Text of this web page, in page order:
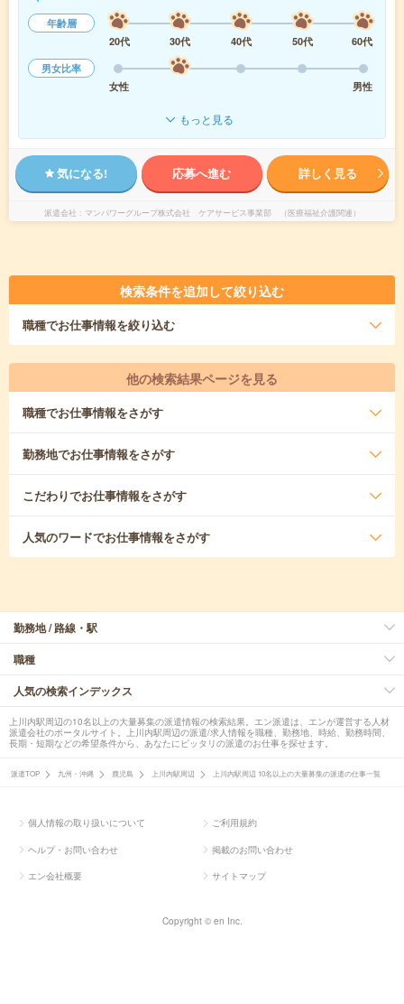
年齢層
20代
30代 40代 50代
60代
男女比率
女性
男性
もっと見る
気になる! 応募へ進む 詳しく見る
派遣会社 マンパワーグループ株式会社 ケアサービス事業部 （医療福祉介護関連）
検索条件を追加して絞り込む
職種でお仕事情報を絞り込む
他の検索結果ページを見る
職種でお仕事情報をさがす
勤務地でお仕事情報をさがす
こだわりでお仕事情報をさがす
人気のワードでお仕事情報をさがす
勤務地 / 路線・駅
職種
人気の検索インデックス
上川内駅周辺の10名以上の大量募集の派遣情報の検索結果。エン派遣は、エンが運営する人材
派遣会社のポータルサイト。上川内駅周辺の派遣/求人情報を職種、勤務地、時給、勤務時間、
長期・短期などの希望条件から、あなたにピッタリの派遣のお仕事を探せます。
派遣TOP 九州・沖縄 鹿児島 上川内駅周辺 上川内駅周辺 10名以上の大量募集の派遣の仕事一覧
個人情報の取り扱いについて ご利用規約
ヘルプ・お問い合わせ 掲載のお問い合わせ
エン会社概要 サイトマップ
Copyright © en Inc.